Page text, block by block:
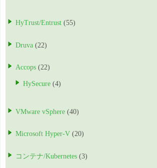
HyTrust/Entrust (55)
Druva (22)
Accops (22)
HySecure (4)
VMware vSphere (40)
Microsoft Hyper-V (20)
コンテナ/Kubernetes (3)